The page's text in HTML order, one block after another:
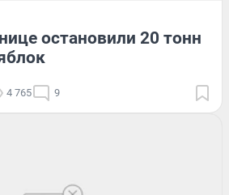
остановили 20 тонн
4 765 9